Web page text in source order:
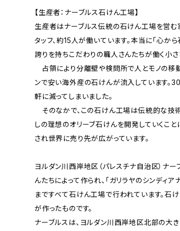
【生産者：ナーブルス石けん工場】
生産者はナーブルス伝統の石けん工場を営む
タッフ、約15人が働いています。本当に「心か
誇りを持ちこだわりの職人さんたちが働く小
占領により分離壁や検問所で人とモノの移
ンで安い海外産の石けんが流入しています
軒に減ってしまいました。
そのなかで、この石けん工場は伝統的な技
しの理想のオリーブ石けんを開発していくこ
され世界に売り先が広がっています。
ヨルダン川西岸地区（パレスチナ自治区）ナ
んたちによって作られ、「ガリラヤのシンディ
まですべて石けん工場で行われています。石
が作ったものです。
ナーブルスは、ヨルダン川西岸地区北部の大